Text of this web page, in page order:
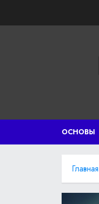
ОСНОВЫ
Главная